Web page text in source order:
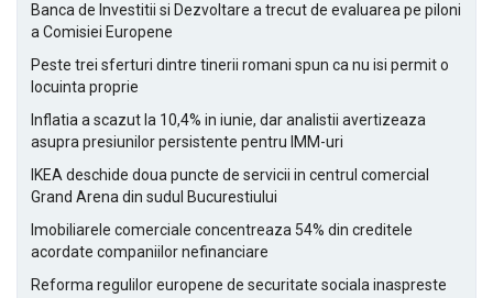
Banca de Investitii si Dezvoltare a trecut de evaluarea pe piloni
a Comisiei Europene
Peste trei sferturi dintre tinerii romani spun ca nu isi permit o
locuinta proprie
Inflatia a scazut la 10,4% in iunie, dar analistii avertizeaza
asupra presiunilor persistente pentru IMM-uri
IKEA deschide doua puncte de servicii in centrul comercial
Grand Arena din sudul Bucurestiului
Imobiliarele comerciale concentreaza 54% din creditele
acordate companiilor nefinanciare
Reforma regulilor europene de securitate sociala inaspreste